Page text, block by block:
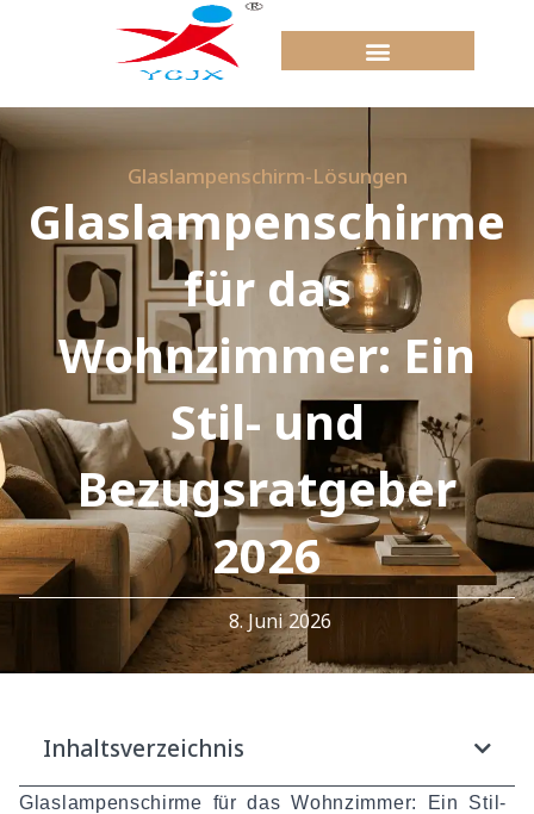
Glaslampenschirm-Lösungen
Glaslampenschirme
für das
Wohnzimmer: Ein
Stil- und
Bezugsratgeber
2026
8. Juni 2026
Inhaltsverzeichnis
Glaslampenschirme für das Wohnzimmer: Ein Stil-